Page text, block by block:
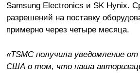
Samsung Electronics и SK Hynix.
разрешений на поставку
примерно через четыре месяца.
«TSMC получила уведомление
США о том, что наша